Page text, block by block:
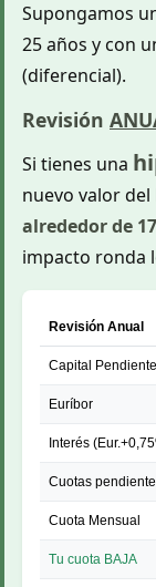
Supongamos
25 años y con
(diferencial).
Revisión
Si tienes una
nuevo valor
alrededor de
impacto ronda
Revisión Anual
Capital
Euríbor
Interés
Cuotas
Cuota Mensual
Tu cuota BAJA